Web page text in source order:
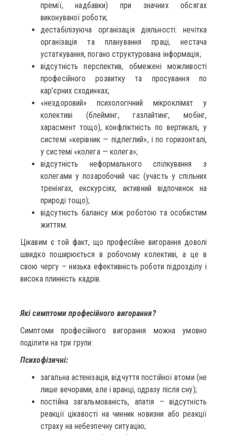
премії, надбавки) при значних обсягах
виконуваної роботи;
дестабілізуюча організація діяльності: нечітка
організація та планування праці, нестача
устаткування, погано структурована інформація;
відсутність перспектив, обмежені можливості
професійного розвитку та просування по
кар’єрних сходинках;
«нездоровий» психологічний мікроклімат у
колективі (блеймінг, газлайтинг, мобінг,
харасмент тощо), конфліктність по вертикалі, у
системі «керівник — підлеглий», і по горизонталі,
у системі «колега — колега»;
відсутність неформального спілкування з
колегами у позаробочий час (участь у спільних
тренінгах, екскурсіях, активний відпочинок на
природі тощо);
відсутність балансу між роботою та особистим
життям.
Цікавим є той факт, що професійне вигорання доволі
швидко поширюється в робочому колективі, а це в
свою чергу – низька ефективність роботи підрозділу і
висока плинність кадрів.
Які симптоми професійного вигорання?
Симптоми професійного вигорання можна умовно
поділити на три групи:
Психофізичні:
загальна астенізація, відчуття постійної втоми (не
лише вечорами, але і вранці, одразу після сну);
постійна загальмованість, апатія – відсутність
реакції цікавості на чинник новизни або реакції
страху на небезпечну ситуацію;